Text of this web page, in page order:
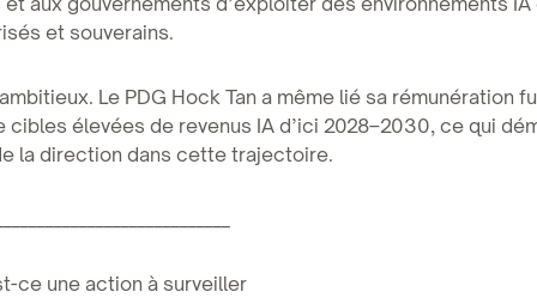
et souverains.
Le PDG Hock Tan a même lié sa rémunération
cibles élevées de revenus IA d’ici 2028–2030, ce qui
la direction dans cette trajectoire.
ce une action à surveiller